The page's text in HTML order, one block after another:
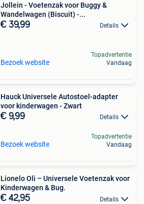
Jollein - Voetenzak voor Buggy &
Wandelwagen (Biscuit) -...
€ 39,99 Details
Bezoek website
Topadvertentie
Vandaag
Hauck Universele Autostoel-adapter
voor kinderwagen - Zwart
€ 9,99 Details
Bezoek website
Topadvertentie
Vandaag
Lionelo Oli – Universele Voetenzak voor
Kinderwagen & Bug.
€ 42,95 Details